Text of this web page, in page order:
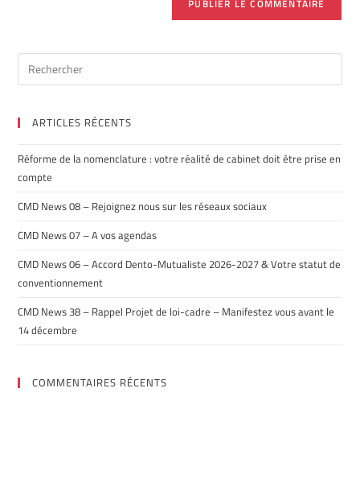
ARTICLES RÉCENTS
Réforme de la nomenclature : votre réalité de cabinet doit être prise en
compte
CMD News 08 – Rejoignez nous sur les réseaux sociaux
CMD News 07 – A vos agendas
CMD News 06 – Accord Dento-Mutualiste 2026-2027 & Votre statut de
conventionnement
CMD News 38 – Rappel Projet de loi-cadre – Manifestez vous avant le
14 décembre
COMMENTAIRES RÉCENTS